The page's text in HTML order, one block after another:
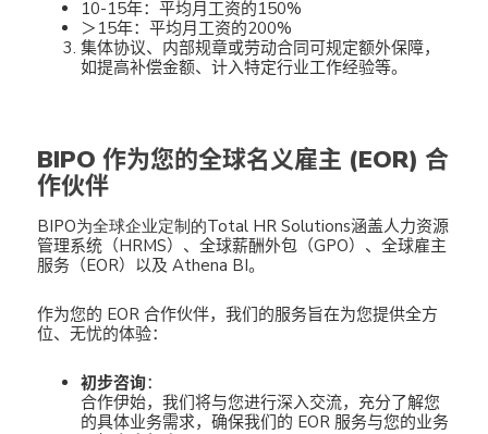
10-15年：平均月工资的150%
＞15年：平均月工资的200%
集体协议、内部规章或劳动合同可规定额外保障，
如提高补偿金额、计入特定行业工作经验等。
BIPO 作为您的全球名义雇主 (EOR) 合
作伙伴
BIPO为全球企业定制的Total HR Solutions涵盖人力资源
管理系统（HRMS）、全球薪酬外包（GPO）、全球雇主
服务（EOR）以及 Athena BI。
作为您的 EOR 合作伙伴，我们的服务旨在为您提供全方
位、无忧的体验：
初步咨询：
合作伊始，我们将与您进行深入交流，充分了解您
的具体业务需求，确保我们的 EOR 服务与您的业务